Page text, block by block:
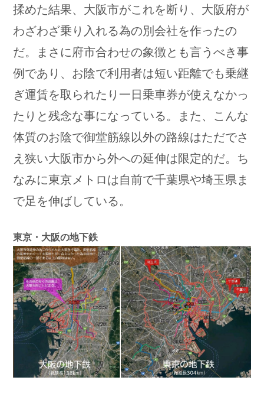
揉めた結果、大阪市がこれを断り、大阪府が
わざわざ乗り入れる為の別会社を作ったの
だ。まさに府市合わせの象徴とも言うべき事
例であり、お陰で利用者は短い距離でも乗継
ぎ運賃を取られたり一日乗車券が使えなかっ
たりと残念な事になっている。また、こんな
体質のお陰で御堂筋線以外の路線はただでさ
え狭い大阪市から外への延伸は限定的だ。ち
なみに東京メトロは自前で千葉県や埼玉県ま
で足を伸ばしている。
東京・大阪の地下鉄